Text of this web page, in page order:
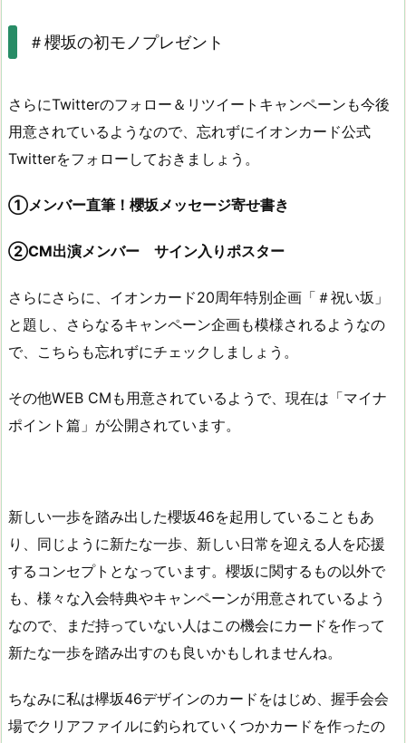
＃櫻坂の初モノプレゼント
さらにTwitterのフォロー＆リツイートキャンペーンも今後
用意されているようなので、忘れずにイオンカード公式
Twitterをフォローしておきましょう。
①メンバー直筆！櫻坂メッセージ寄せ書き
②CM出演メンバー サイン入りポスター
さらにさらに、イオンカード20周年特別企画「＃祝い坂」
と題し、さらなるキャンペーン企画も模様されるようなの
で、こちらも忘れずにチェックしましょう。
その他WEB CMも用意されているようで、現在は「マイナ
ポイント篇」が公開されています。
新しい一歩を踏み出した櫻坂46を起用していることもあ
り、同じように新たな一歩、新しい日常を迎える人を応援
するコンセプトとなっています。櫻坂に関するもの以外で
も、様々な入会特典やキャンペーンが用意されているよう
なので、まだ持っていない人はこの機会にカードを作って
新たな一歩を踏み出すのも良いかもしれませんね。
ちなみに私は欅坂46デザインのカードをはじめ、握手会会
場でクリアファイルに釣られていくつかカードを作ったの